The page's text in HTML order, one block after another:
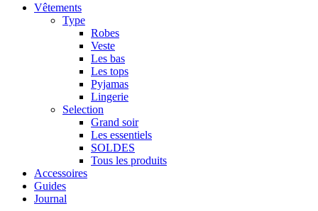
Vêtements
Type
Robes
Veste
Les bas
Les tops
Pyjamas
Lingerie
Selection
Grand soir
Les essentiels
SOLDES
Tous les produits
Accessoires
Guides
Journal